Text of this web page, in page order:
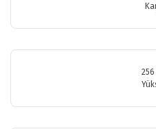
Ürün fiyatı diğer sitelerden
256